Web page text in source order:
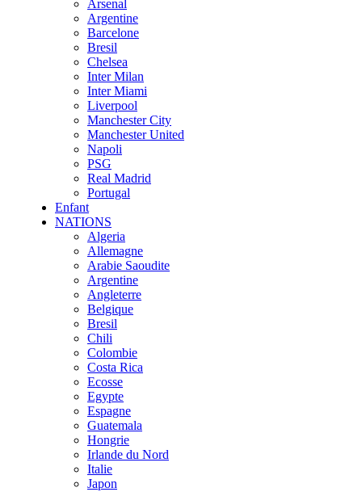
Arsenal
Argentine
Barcelone
Bresil
Chelsea
Inter Milan
Inter Miami
Liverpool
Manchester City
Manchester United
Napoli
PSG
Real Madrid
Portugal
Enfant
NATIONS
Algeria
Allemagne
Arabie Saoudite
Argentine
Angleterre
Belgique
Bresil
Chili
Colombie
Costa Rica
Ecosse
Egypte
Espagne
Guatemala
Hongrie
Irlande du Nord
Italie
Japon